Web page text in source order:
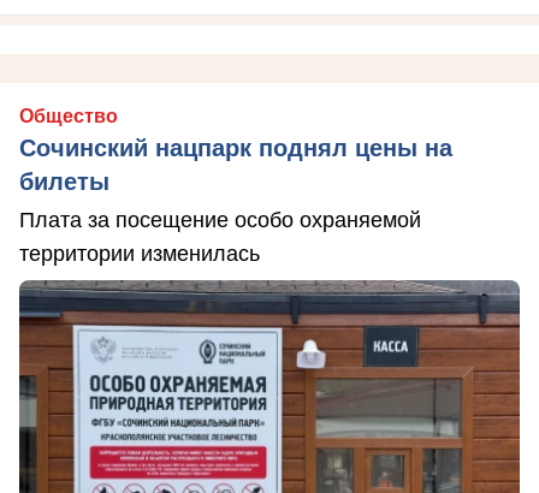
Общество
Сочинский нацпарк поднял цены на
билеты
Плата за посещение особо охраняемой
территории изменилась